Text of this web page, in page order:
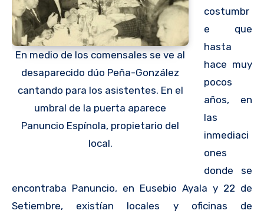
En medio de los comensales se ve al
desaparecido dúo Peña-González
cantando para los asistentes. En el
umbral de la puerta aparece
Panuncio Espínola, propietario del
local.
costumbr
e que
hasta
hace muy
pocos
años, en
las
inmediaci
ones
donde se
encontraba Panuncio, en Eusebio Ayala y 22 de
Setiembre, existían locales y oficinas de